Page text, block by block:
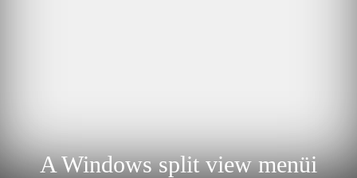
A Windows split view menüi